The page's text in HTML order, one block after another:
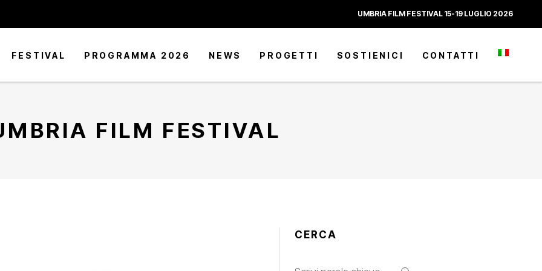
UMBRIA FILM FESTIVAL 15-19 LUGLIO 2026
FESTIVAL PROGRAMMA 2026 NEWS PROGETTI SOSTIENICI CONTATTI
FILM FESTIVAL
CERCA